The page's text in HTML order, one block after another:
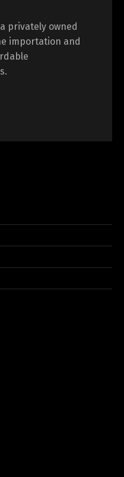
privately owned
importation and